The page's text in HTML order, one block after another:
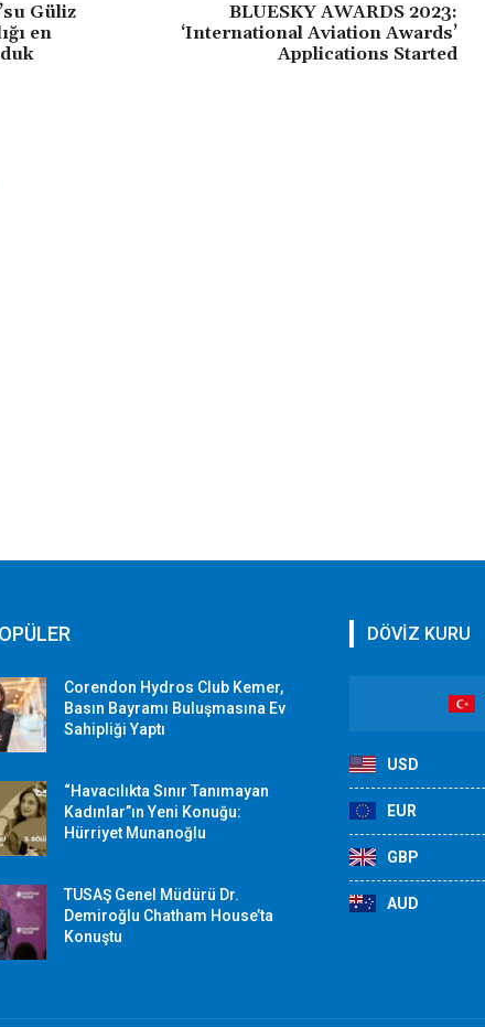
Güliz
en
BLUESKY AWARDS 2023:
‘International Aviation Awards’
Applications Started
Corendon Hydros Club Kemer,
Basın Bayramı Buluşmasına Ev
Sahipliği Yaptı
“Havacılıkta Sınır Tanımayan
Kadınlar”ın Yeni Konuğu:
Hürriyet Munanoğlu
TUSAŞ Genel Müdürü Dr.
Demiroğlu Chatham House’ta
Konuştu
DÖVİZ KURU
USD
EUR
GBP
AUD